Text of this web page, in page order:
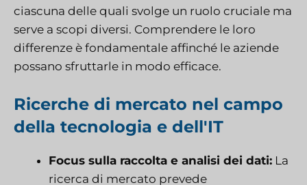
ciascuna delle quali svolge un ruolo cruciale ma
serve a scopi diversi. Comprendere le loro
differenze è fondamentale affinché le aziende
possano sfruttarle in modo efficace.
Ricerche di mercato nel campo
della tecnologia e dell'IT
Focus sulla raccolta e analisi dei dati: La
ricerca di mercato prevede